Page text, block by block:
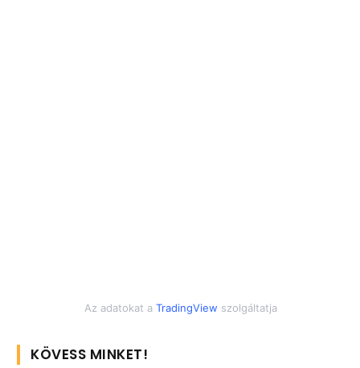
Az adatokat a TradingView szolgáltatja
KÖVESS MINKET!